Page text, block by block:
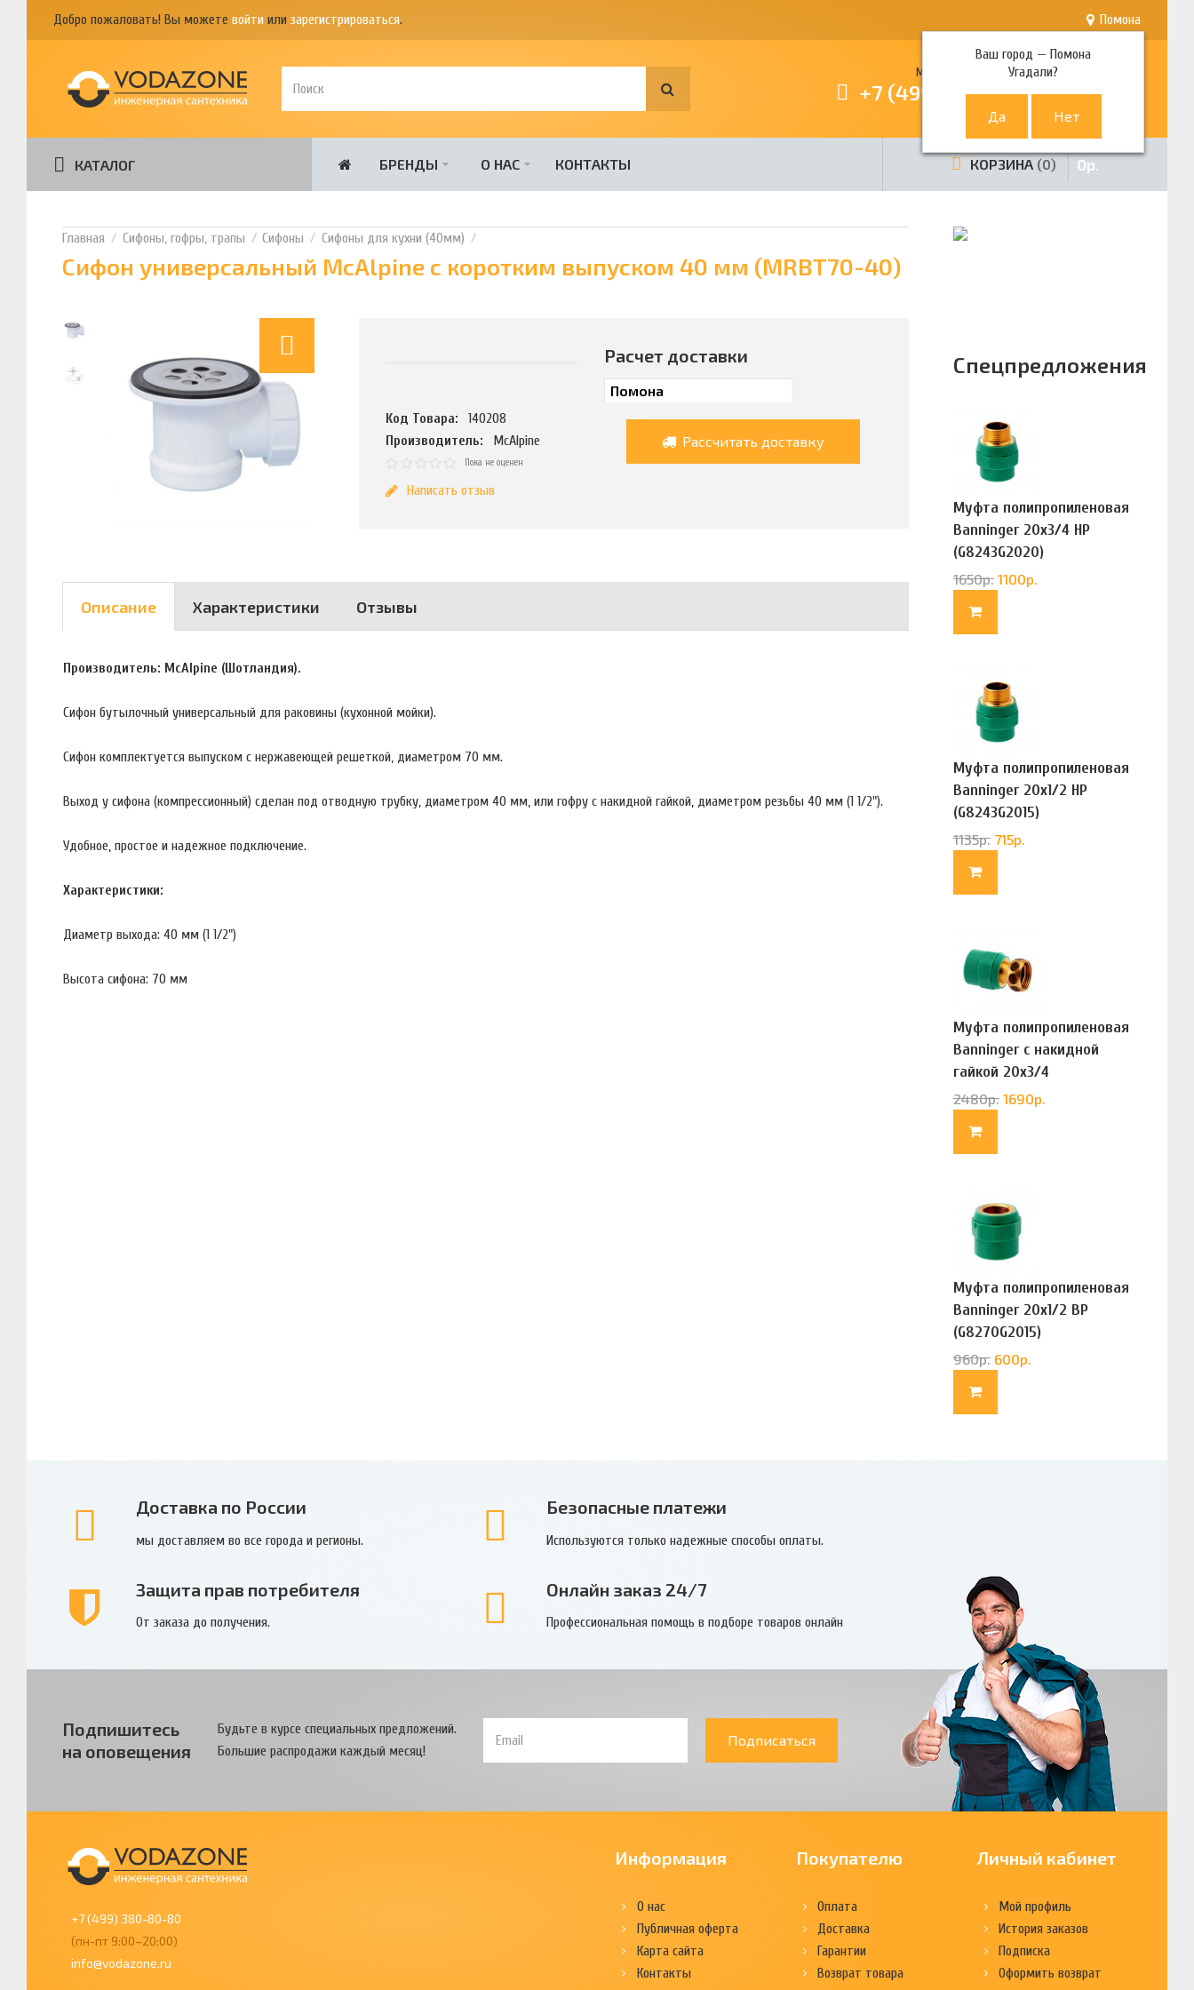
Добро пожаловать! Вы можете войти или зарегистрироваться. Помона
Ваш город —Помона
Угадали?
Многоканальный телефон
+7 (499) 380-80-80
КАТАЛОГ БРЕНДЫ О НАС КОНТАКТЫ КОРЗИНА 0 0р.
Сифоны, гофры, трапы Сифоны Сифоны для кухни (40мм)
Сифон универсальный McAlpine с коротким выпуском 40 мм (MRBT70-40)
Код Товара:
140208
Производитель:
McAlpine
Пока не оценен
Написать отзыв
Расчет доставки
Рассчитать доставку
Описание Характеристики Отзывы
Производитель: McAlpine (Шотландия).
Сифон бутылочный универсальный для раковины (кухонной мойки).
Сифон комплектуется выпуском с нержавеющей решеткой, диаметром 70 мм.
Выход у сифона (компрессионный) сделан под отводную трубку, диаметром 40 мм, или гофру с накидной гайкой, диаметром резьбы 40 мм (1 1/2").
Удобное, простое и надежное подключение.
Характеристики:
Диаметр выхода: 40 мм (1 1/2")
Высота сифона: 70 мм
Спецпредложения
Муфта полипропиленовая
Banninger 20х3/4 НР
(G8243G2020)
1650р. 1100р.
Муфта полипропиленовая
Banninger 20х1/2 НР
(G8243G2015)
1135р. 715р.
Муфта полипропиленовая
Banninger с накидной
гайкой 20х3/4
(G83322020)
2480р. 1690р.
Муфта полипропиленовая
Banninger 20х1/2 ВР
(G8270G2015)
960р. 600р.
Доставка по России
мы доставляем во все города и регионы.
Безопасные платежи
Используются только надежные способы оплаты.
Защита прав потребителя
От заказа до получения.
Онлайн заказ 24/7
Профессиональная помощь в подборе товаров онлайн
Подпишитесь
на оповещения
Будьте в курсе специальных предложений.
Большие распродажи каждый месяц!
Подписаться
+7 (499) 380-80-80
(пн-пт 9:00–20:00)
info@vodazone.ru
Информация
О нас
Публичная оферта
Карта сайта
Контакты
Покупателю
Оплата
Доставка
Гарантии
Возврат товара
Личный кабинет
Мой профиль
История заказов
Подписка
Оформить возврат